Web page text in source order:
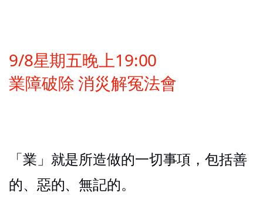
9/8星期五晚上19:00
業障破除 消災解冤法會
「業」就是所造做的一切事項，包括善
的、惡的、無記的。